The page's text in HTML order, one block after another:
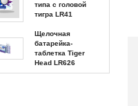
типа с головой
тигра LR41
Щелочная
батарейка-
таблетка Tiger
Head LR626